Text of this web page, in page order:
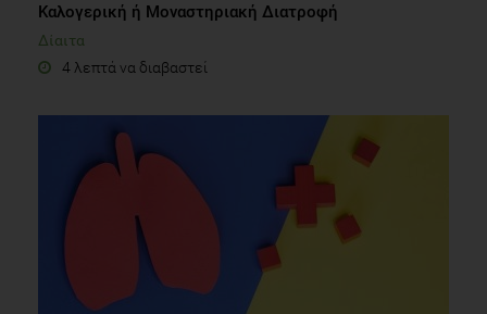
Καλογερική ή Μοναστηριακή Διατροφή
Δίαιτα
4 λεπτά να διαβαστεί